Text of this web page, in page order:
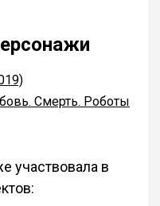
Смерть. Роботы
участвовала в